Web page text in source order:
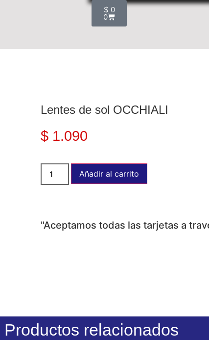
$ 0
0
Lentes de sol OCCHIALI
$ 1.090
Añadir al carrito
"Aceptamos todas las tarjetas a
Productos relacionados